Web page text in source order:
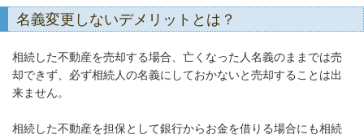
名義変更しないデメリットとは？
相続した不動産を売却する場合、亡くなった人名義のままでは売
却できず、必ず相続人の名義にしておかないと売却することは出
来ません。
相続した不動産を担保として銀行からお金を借りる場合にも相続